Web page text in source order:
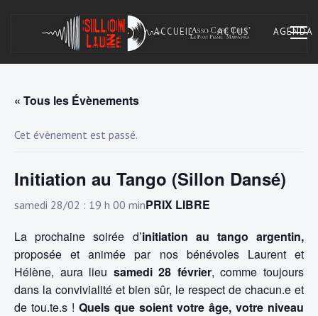
SILLON LAUZÉ
Asso Café Cult. À Marvejols, Lozère.
ACCUEIL ACTUS AGENDA
« Tous les Évènements
Cet évènement est passé.
Initiation au Tango (Sillon Dansé)
samedi 28/02 : 19 h 00 minPRIX LIBRE
La prochaine soirée d’initiation au tango argentin,
proposée et animée par nos bénévoles Laurent et
Hélène, aura lieu samedi 28 février, comme toujours
dans la convivialité et bien sûr, le respect de chacun.e et
de tou.te.s ! Quels que soient votre âge, votre niveau